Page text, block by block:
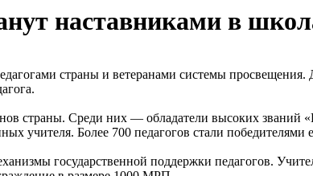
наставниками в
страны и ветеранами системы
страны. Среди них — обладатели высоких званий
учителя. Более 700 педагогов стали
государственной поддержки педагогов.